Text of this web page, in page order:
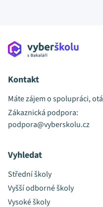
Kontakt
Máte zájem o spolupráci,
Zákaznická podpora:
podpora@vyberskolu.cz
Vyhledat
Střední školy
Vyšší odborné školy
Vysoké školy